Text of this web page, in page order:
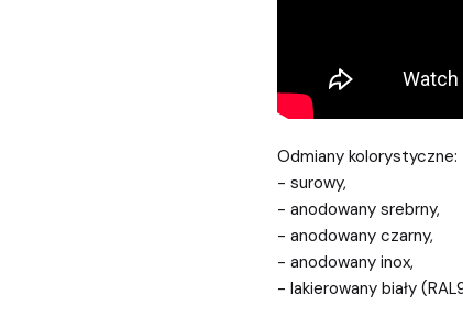
Odmiany kolorystyczne:
- surowy,
- anodowany srebrny,
- anodowany czarny,
- anodowany inox,
- lakierowany biały